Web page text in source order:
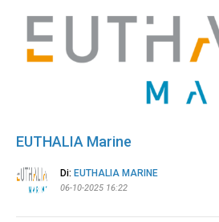
EUTHALIA Marine
Di: EUTHALIA MARINE
06-10-2025 16:22